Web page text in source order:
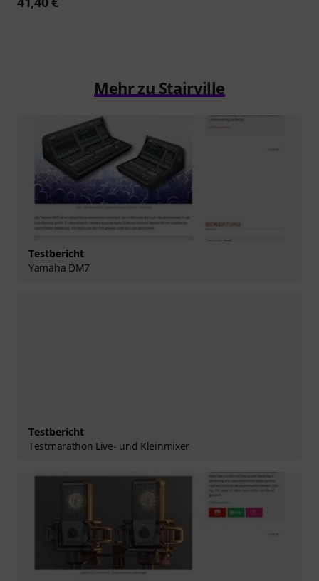
Mehr zu Stairville
Testbericht
Yamaha DM7
Testbericht
Testmarathon Live- und Kleinmixer